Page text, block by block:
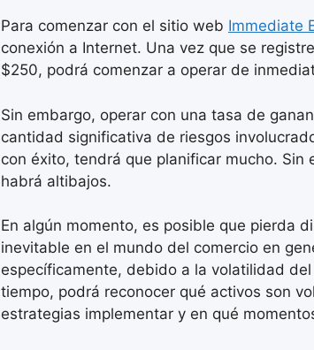
Para comenzar con el sitio web Immediate
conexión a Internet. Una vez que se
$250, podrá comenzar a operar de
Sin embargo, operar con una tasa de
cantidad significativa de riesgos
con éxito, tendrá que planificar mucho.
habrá altibajos.
En algún momento, es posible que pierda
inevitable en el mundo del comercio en
específicamente, debido a la volatilidad
tiempo, podrá reconocer qué activos son
estrategias implementar y en qué